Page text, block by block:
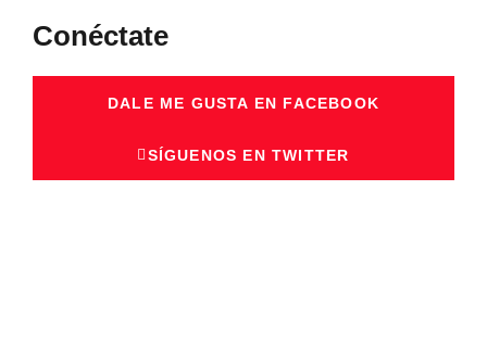
Conéctate
DALE ME GUSTA EN FACEBOOK
SÍGUENOS EN TWITTER